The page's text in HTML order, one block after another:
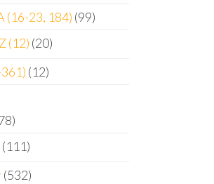
(16-23, 184) (99)
(12) (20)
(12)
(111)
(532)